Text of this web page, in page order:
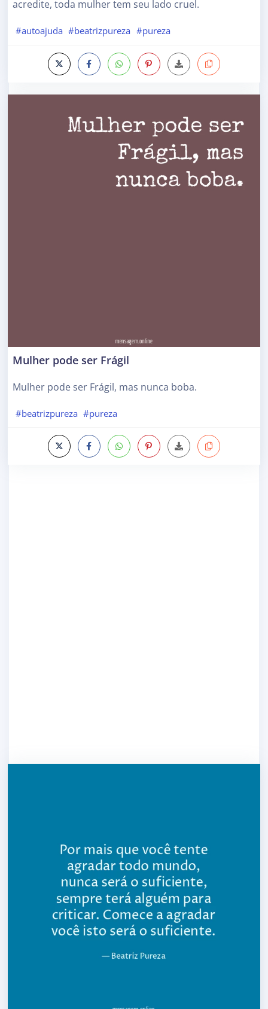
acredite, toda mulher tem seu lado cruel.
#autoajuda #beatrizpureza #pureza
Mulher pode ser Frágil
Mulher pode ser Frágil, mas nunca boba.
#beatrizpureza #pureza